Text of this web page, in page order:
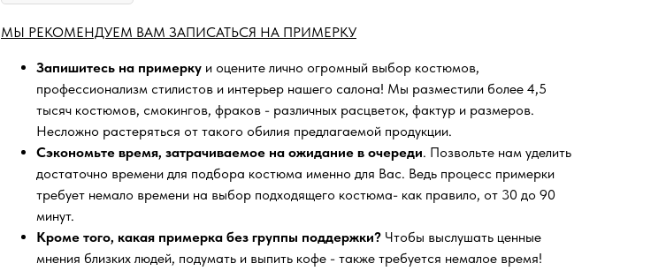
МЫ РЕКОМЕНДУЕМ ВАМ ЗАПИСАТЬСЯ НА ПРИМЕРКУ
Запишитесь на примерку и оцените лично огромный выбор костюмов,
профессионализм стилистов и интерьер нашего салона! Мы разместили более 4,5
тысяч костюмов, смокингов, фраков - различных расцветок, фактур и размеров.
Несложно растеряться от такого обилия предлагаемой продукции.
Сэкономьте время, затрачиваемое на ожидание в очереди. Позвольте нам уделить
достаточно времени для подбора костюма именно для Вас. Ведь процесс примерки
требует немало времени на выбор подходящего костюма- как правило, от 30 до 90
минут.
Кроме того, какая примерка без группы поддержки? Чтобы выслушать ценные
мнения близких людей, подумать и выпить кофе - также требуется немалое время!